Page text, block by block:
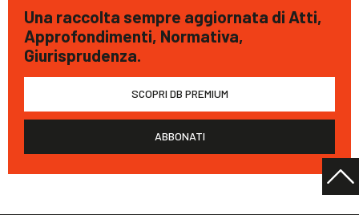
Una raccolta sempre aggiornata di Atti,
Approfondimenti, Normativa,
Giurisprudenza.
SCOPRI DB PREMIUM
ABBONATI